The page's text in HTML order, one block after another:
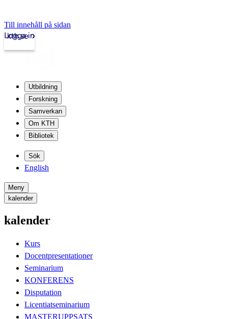
Till innehåll på sidan
kth.se
Logga in
Utbildning
Forskning
Samverkan
Om KTH
Bibliotek
Sök
English
Meny
kalender
kalender
Kurs
Docentpresentationer
Seminarium
KONFERENS
Disputation
Licentiatseminarium
MASTERUPPSATS